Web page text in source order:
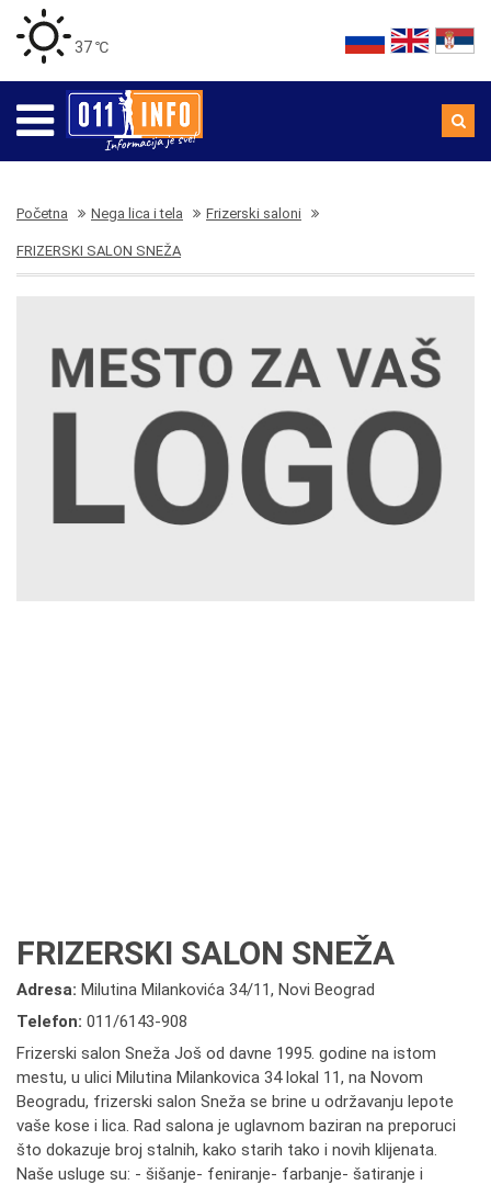
37 ℃
Početna Nega lica i tela Frizerski saloni
FRIZERSKI SALON SNEŽA
FRIZERSKI SALON SNEŽA
Adresa: Milutina Milankovića 34/11, Novi Beograd
Telefon: 011/6143-908
Frizerski salon Sneža Još od davne 1995. godine na istom
mestu, u ulici Milutina Milankovica 34 lokal 11, na Novom
Beogradu, frizerski salon Sneža se brine u održavanju lepote
vaše kose i lica. Rad salona je uglavnom baziran na preporuci
što dokazuje broj stalnih, kako starih tako i novih klijenata.
Naše usluge su: - šišanje- feniranje- farbanje- šatiranje i